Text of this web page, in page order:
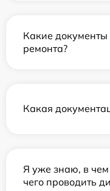
Какие
ремонта?
Какая
Я уже знаю, в
чего проводить